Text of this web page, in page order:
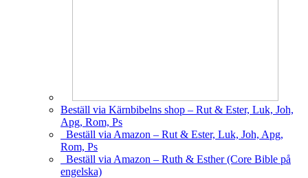
Beställ via Kärnbibelns shop – Rut & Ester, Luk, Joh,
Apg, Rom, Ps
Beställ via Amazon – Rut & Ester, Luk, Joh, Apg,
Rom, Ps
Beställ via Amazon – Ruth & Esther (Core Bible på
engelska)